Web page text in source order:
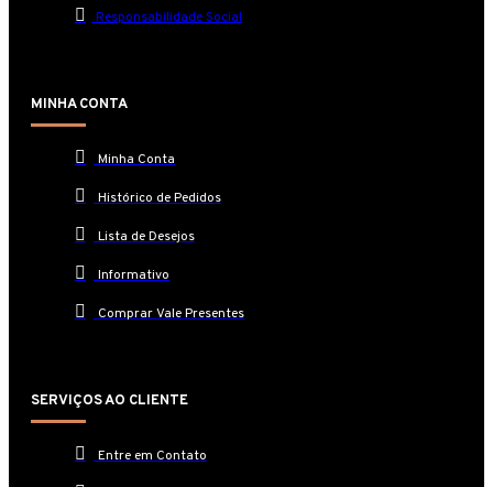
Responsabilidade Social
MINHA CONTA
Minha Conta
Histórico de Pedidos
Lista de Desejos
Informativo
Comprar Vale Presentes
SERVIÇOS AO CLIENTE
Entre em Contato